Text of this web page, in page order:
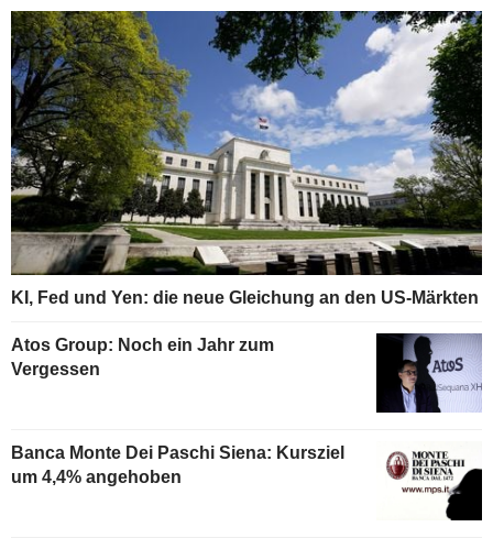
KI, Fed und Yen: die neue Gleichung an den US-Märkten
Atos Group: Noch ein Jahr zum
Vergessen
Banca Monte Dei Paschi Siena: Kursziel
um 4,4% angehoben